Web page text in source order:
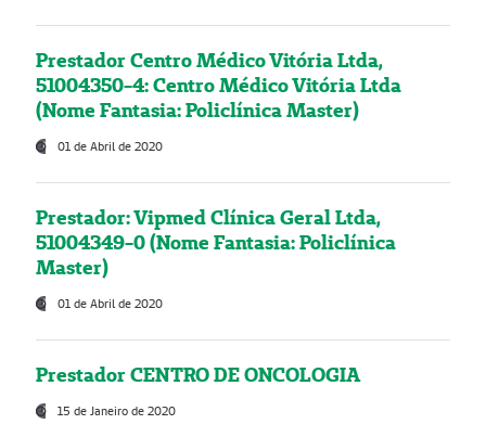
Prestador Centro Médico Vitória Ltda,
51004350-4: Centro Médico Vitória Ltda
(Nome Fantasia: Policlínica Master)
01 de Abril de 2020
Prestador: Vipmed Clínica Geral Ltda,
51004349-0 (Nome Fantasia: Policlínica
Master)
01 de Abril de 2020
Prestador CENTRO DE ONCOLOGIA
15 de Janeiro de 2020